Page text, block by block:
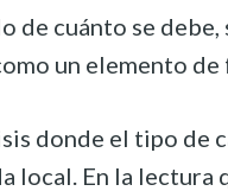
de cuánto se debe,
un elemento
donde el tipo de
En la